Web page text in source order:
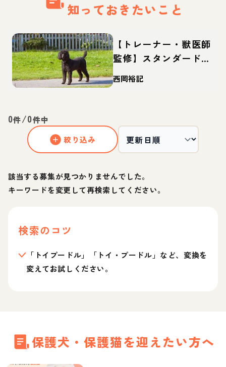
知っておきたいこと
【トレーナー・獣医師
監修】スタンダードプ
ードルってどんな犬？
性格・特徴・育て方・
西岡裕記
0件/0件中
絞り込み
該当する募集が見つかりませんでした。
キーワードを変更して再検索してください。
検索のコツ
「トイプードル」「トイ・プードル」など、変換を
変えてお試しください。
保護犬・保護猫を迎えたい方へ